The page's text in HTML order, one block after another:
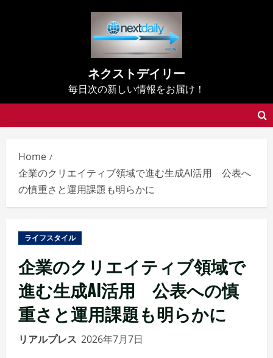
ネクストデイリー
毎日次の新しい情報をお届け！
Home
企業のクリエイティブ領域で進む生成AI活用 公表へ
の慎重さと運用課題も明らかに
ライフスタイル
企業のクリエイティブ領域で
進む生成AI活用 公表への慎
重さと運用課題も明らかに
リアルプレス 2026年7月7日